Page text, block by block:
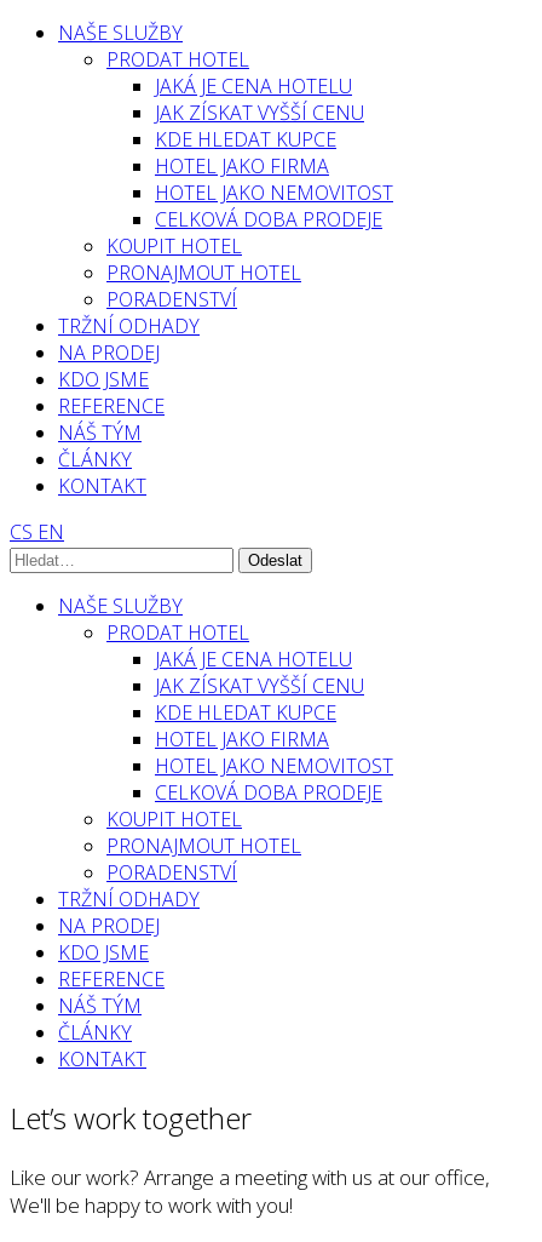
NAŠE SLUŽBY
PRODAT HOTEL
JAKÁ JE CENA HOTELU
JAK ZÍSKAT VYŠŠÍ CENU
KDE HLEDAT KUPCE
HOTEL JAKO FIRMA
HOTEL JAKO NEMOVITOST
CELKOVÁ DOBA PRODEJE
KOUPIT HOTEL
PRONAJMOUT HOTEL
PORADENSTVÍ
TRŽNÍ ODHADY
NA PRODEJ
KDO JSME
REFERENCE
NÁŠ TÝM
ČLÁNKY
KONTAKT
CS EN
NAŠE SLUŽBY
PRODAT HOTEL
JAKÁ JE CENA HOTELU
JAK ZÍSKAT VYŠŠÍ CENU
KDE HLEDAT KUPCE
HOTEL JAKO FIRMA
HOTEL JAKO NEMOVITOST
CELKOVÁ DOBA PRODEJE
KOUPIT HOTEL
PRONAJMOUT HOTEL
PORADENSTVÍ
TRŽNÍ ODHADY
NA PRODEJ
KDO JSME
REFERENCE
NÁŠ TÝM
ČLÁNKY
KONTAKT
Let’s work together
Like our work? Arrange a meeting with us at our office,
We'll be happy to work with you!